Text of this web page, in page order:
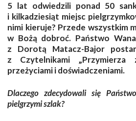
5 lat odwiedzili ponad 50
i kilkadziesiąt miejsc
nimi kieruje? Przede wszystkim
w Bożą dobroć. Państwo
z Dorotą Matacz-Bajor
z Czytelnikami „Przymierza
przeżyciami i doświadczeniami.
Dlaczego zdecydowali się
pielgrzymi szlak?